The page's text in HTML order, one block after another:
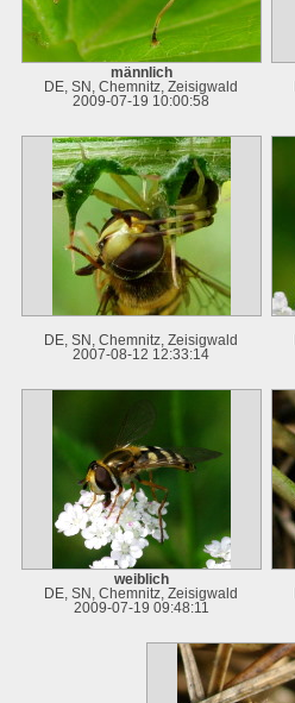
männlich
DE, SN, Chemnitz, Zeisigwald
2009-07-19 10:00:58
DE, SN, Chemnitz, Zeisigwald
2007-08-12 12:33:14
weiblich
DE, SN, Chemnitz, Zeisigwald
2009-07-19 09:48:11